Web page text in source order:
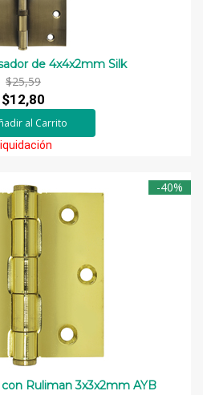
de 4x4x2mm Silk
$25,59
$12,80
al Carrito
-40%
Ruliman 3x3x2mm AYB